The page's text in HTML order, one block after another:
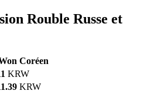
Rouble Russe et
Coréen
KRW
KRW